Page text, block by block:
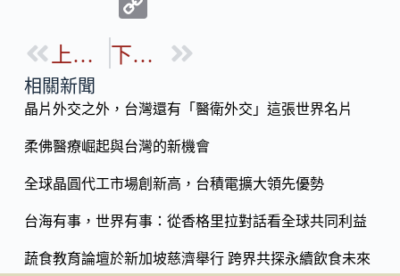
b
o
k
p
Li
n
k
上一篇 下一篇
相關新聞
晶片外交之外，台灣還有「醫衛外交」這張世界名片
柔佛醫療崛起與台灣的新機會
全球晶圓代工市場創新高，台積電擴大領先優勢
台海有事，世界有事：從香格里拉對話看全球共同利益
蔬食教育論壇於新加坡慈濟舉行 跨界共探永續飲食未來